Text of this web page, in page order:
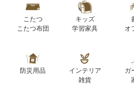
こたつ
こたつ布団
キッズ
学習家具
オ
防災用品
インテリア
雑貨
ガ